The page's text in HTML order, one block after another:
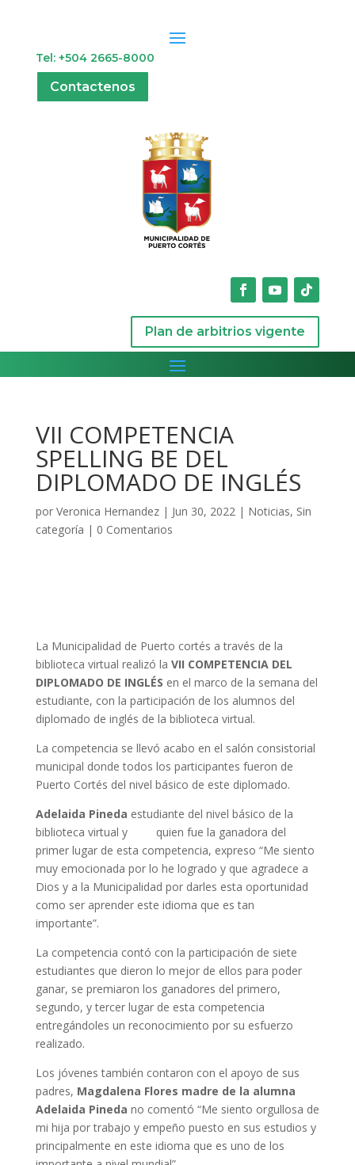
Tel: +504 2665-8000
Contactenos
Plan de arbitrios vigente
VII COMPETENCIA
SPELLING BE DEL
DIPLOMADO DE INGLÉS
por Veronica Hernandez| Jun 30, 2022| Noticias, Sin
categoría | 0 Comentarios
La Municipalidad de Puerto cortés a través de la
biblioteca virtual realizó la VII COMPETENCIA DEL
DIPLOMADO DE INGLÉS en el marco de la semana del
estudiante, con la participación de los alumnos del
diplomado de inglés de la biblioteca virtual.
La competencia se llevó acabo en el salón consistorial
municipal donde todos los participantes fueron de
Puerto Cortés del nivel básico de este diplomado.
Adelaida Pineda estudiante del nivel básico de la
biblioteca virtual y
quien fue la ganadora del
primer lugar de esta competencia, expreso “Me siento
muy emocionada por lo he logrado y que agradece a
Dios y a la Municipalidad por darles esta oportunidad
como ser aprender este idioma que es tan
importante”.
La competencia contó con la participación de siete
estudiantes que dieron lo mejor de ellos para poder
ganar, se premiaron los ganadores del primero,
segundo, y tercer lugar de esta competencia
entregándoles un reconocimiento por su esfuerzo
realizado.
Los jóvenes también contaron con el apoyo de sus
padres, Magdalena Flores madre de la alumna
Adelaida Pineda no comentó “Me siento orgullosa de
mi hija por trabajo y empeño puesto en sus estudios y
principalmente en este idioma que es uno de los